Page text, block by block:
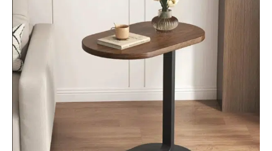
Parola uitata?